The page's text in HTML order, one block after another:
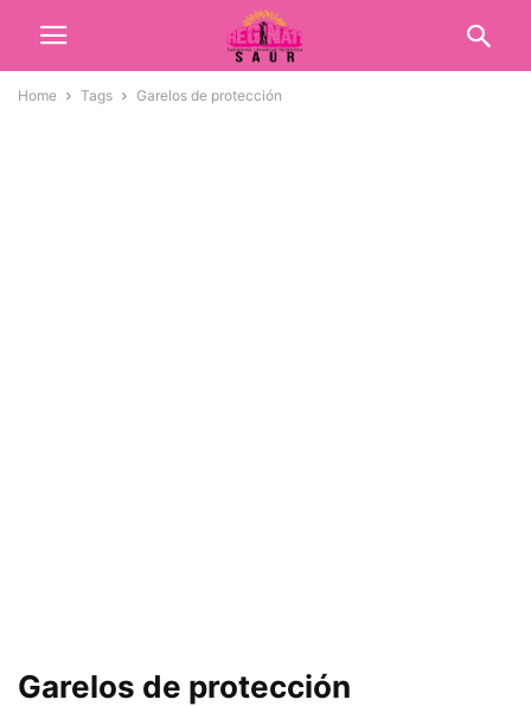
Home Tags Garelos de protección
Garelos de protección